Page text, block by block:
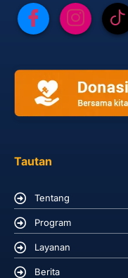
Tautan
Tentang
Program
Layanan
Berita